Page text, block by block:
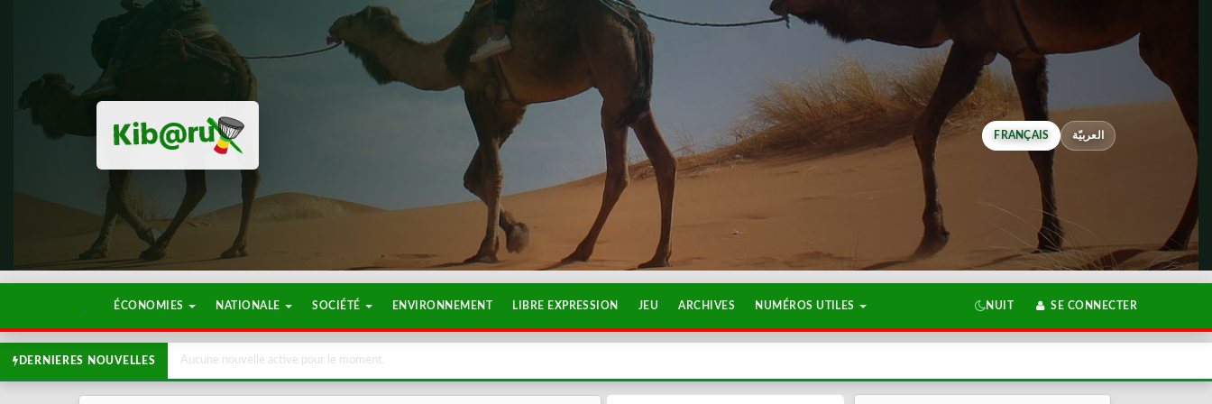
FRANÇAIS العربيّة
ÉCONOMIES NATIONALE SOCIÉTÉ ENVIRONNEMENT LIBRE EXPRESSION JEU ARCHIVES NUMÉROS UTILES NUIT SE CONNECTER
DERNIERES NOUVELLES Aucune nouvelle active pour le moment.